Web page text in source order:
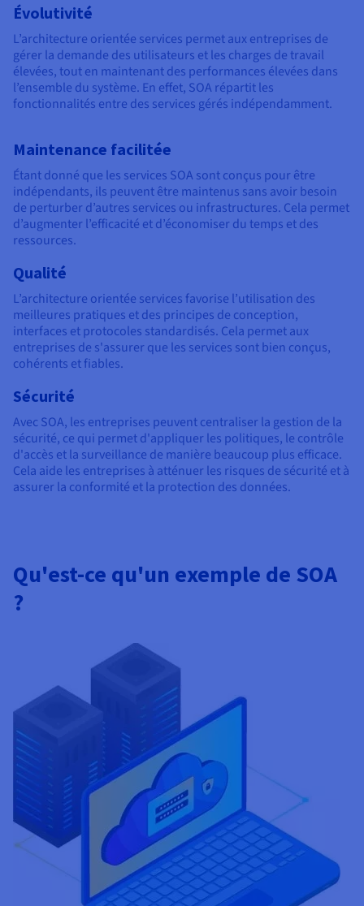
Évolutivité
L’architecture orientée services permet aux entreprises de
gérer la demande des utilisateurs et les charges de travail
élevées, tout en maintenant des performances élevées dans
l’ensemble du système. En effet, SOA répartit les
fonctionnalités entre des services gérés indépendamment.
Maintenance facilitée
Étant donné que les services SOA sont conçus pour être
indépendants, ils peuvent être maintenus sans avoir besoin
de perturber d’autres services ou infrastructures. Cela permet
d’augmenter l’efficacité et d’économiser du temps et des
ressources.
Qualité
L’architecture orientée services favorise l’utilisation des
meilleures pratiques et des principes de conception,
interfaces et protocoles standardisés. Cela permet aux
entreprises de s'assurer que les services sont bien conçus,
cohérents et fiables.
Sécurité
Avec SOA, les entreprises peuvent centraliser la gestion de la
sécurité, ce qui permet d'appliquer les politiques, le contrôle
d'accès et la surveillance de manière beaucoup plus efficace.
Cela aide les entreprises à atténuer les risques de sécurité et à
assurer la conformité et la protection des données.
Qu'est-ce qu'un exemple de SOA
?